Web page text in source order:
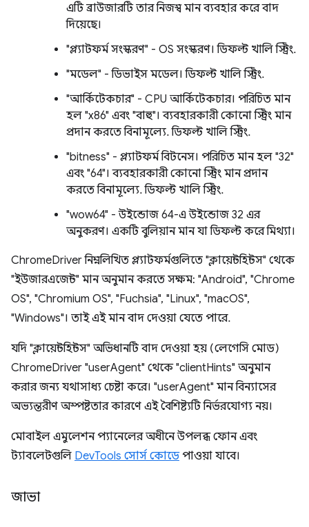
এটি ব্রাউজারটি তার নিজস্ব মান ব্যবহার করে বাদ
দিয়েছে।
"প্ল্যাটফর্ম সংস্করণ" - OS সংস্করণ। ডিফল্ট খালি স্ট্রিং.
"মডেল" - ডিভাইস মডেল। ডিফল্ট খালি স্ট্রিং.
"আর্কিটেকচার" - CPU আর্কিটেকচার। পরিচিত মান
হল "x86" এবং "বাহু"। ব্যবহারকারী কোনো স্ট্রিং মান
প্রদান করতে বিনামূল্যে. ডিফল্ট খালি স্ট্রিং.
"bitness" - প্ল্যাটফর্ম বিটনেস। পরিচিত মান হল "32"
এবং "64"। ব্যবহারকারী কোনো স্ট্রিং মান প্রদান
করতে বিনামূল্যে. ডিফল্ট খালি স্ট্রিং.
"wow64" - উইন্ডোজ 64-এ উইন্ডোজ 32 এর
অনুকরণ। একটি বুলিয়ান মান যা ডিফল্ট করে মিথ্যা।
ChromeDriver নিম্নলিখিত প্ল্যাটফর্মগুলিতে "ক্লায়েন্টহিন্টস" থেকে
"ইউজারএজেন্ট" মান অনুমান করতে সক্ষম: "Android", "Chrome
OS", "Chromium OS", "Fuchsia", "Linux", "macOS",
"Windows"। তাই এই মান বাদ দেওয়া যেতে পারে.
যদি "ক্লায়েন্টহিন্টস" অভিধানটি বাদ দেওয়া হয় (লেগেসি মোড)
ChromeDriver "userAgent" থেকে "clientHints" অনুমান
করার জন্য যথাসাধ্য চেষ্টা করে। "userAgent" মান বিন্যাসের
অভ্যন্তরীণ অস্পষ্টতার কারণে এই বৈশিষ্ট্যটি নির্ভরযোগ্য নয়।
মোবাইল এমুলেশন প্যানেলের অধীনে উপলব্ধ ফোন এবং
ট্যাবলেটগুলি DevTools সোর্স কোডেপাওয়া যাবে।
জাভা